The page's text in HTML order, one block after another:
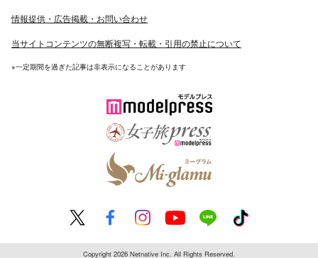
情報提供・広告掲載・お問い合わせ
当サイトコンテンツの無断複写・転載・引用の禁止について
※一定期間を過ぎた記事は非表示になることがあります
Copyright 2026 Netnative Inc. All Rights Reserved.